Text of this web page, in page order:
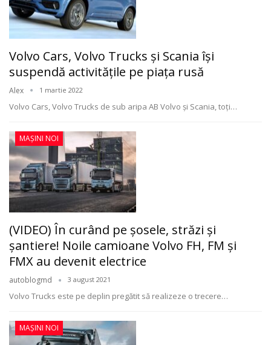
Volvo Cars, Volvo Trucks şi Scania îşi
suspendă activităţile pe piaţa rusă
Alex 1 martie 2022
Volvo Cars, Volvo Trucks de sub aripa AB Volvo și Scania, toţi…
MAȘINI NOI
(VIDEO) În curând pe şosele, străzi şi
şantiere! Noile camioane Volvo FH, FM şi
FMX au devenit electrice
autoblogmd 3 august 2021
Volvo Trucks este pe deplin pregătit să realizeze o trecere…
MAȘINI NOI